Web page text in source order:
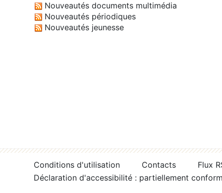
Nouveautés documents multimédia
Nouveautés périodiques
Nouveautés jeunesse
Conditions d'utilisation Contacts
Flux
Déclaration d'accessibilité : partiellement